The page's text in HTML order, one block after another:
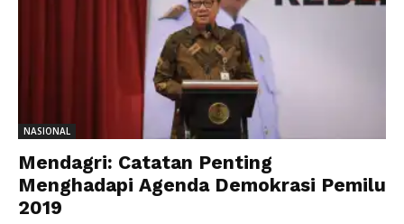
NASIONAL
Mendagri: Catatan Penting
Menghadapi Agenda Demokrasi Pemilu
2019